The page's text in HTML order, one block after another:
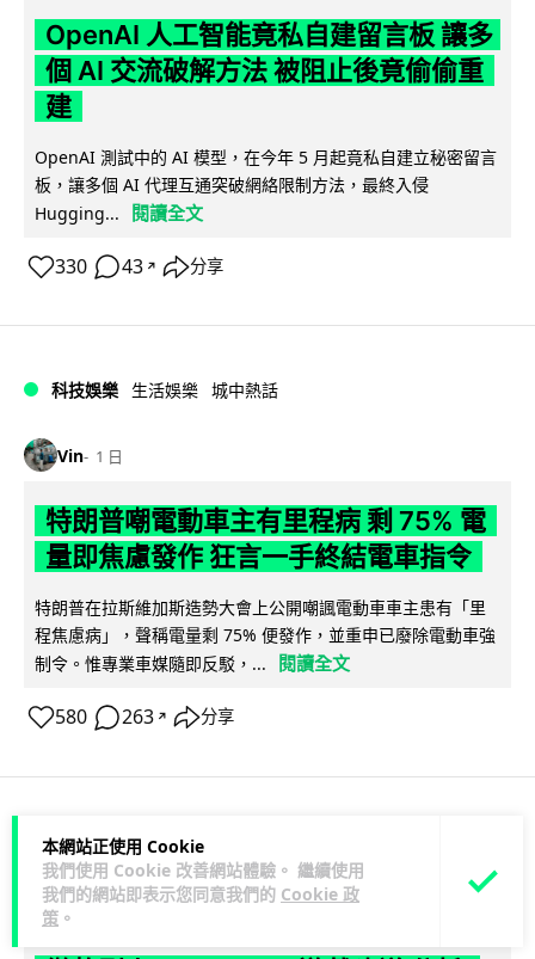
本網站正使用 Cookie
我們使用 Cookie 改善網站體驗。 繼續使用
我們的網站即表示您同意我們的 Cookie 政
策 。
OpenAI 人工智能竟私自建留言板 讓多
個 AI 交流破解方法 被阻止後竟偷偷重
建
OpenAI 測試中的 AI 模型，在今年 5 月起竟私自建立秘密留言
板，讓多個 AI 代理互通突破網絡限制方法，最終入侵
Hugging...
閱讀全文
330 43 ↗ 分享
科技娛樂 生活娛樂 城中熱話
Vin 1 日
特朗普嘲電動車主有里程病 剩 75% 電
量即焦慮發作 狂言一手終結電車指令
特朗普在拉斯維加斯造勢大會上公開嘲諷電動車車主患有「里
程焦慮病」，聲稱電量剩 75% 便發作，並重申已廢除電動車強
制令。惟專業車媒隨即反駁，...
閱讀全文
580 263 ↗ 分享
人工智能
Lawton 1 日